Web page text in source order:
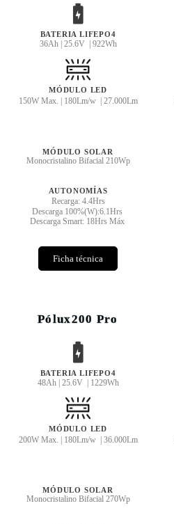
BATERIA LIFEPO4
36Ah | 25.6V | 922Wh
MÓDULO LED
150W Max. | 180Lm/w | 27.000Lm
MÓDULO SOLAR
Monocristalino Bifacial 210Wp
AUTONOMÍAS
Recarga: 4.4Hrs
Descarga 100%(W):6.1Hrs
Descarga Smart: 18Hrs Máx
Ficha técnica
Pólux200 Pro
BATERIA LIFEPO4
48Ah | 25.6V | 1229Wh
MÓDULO LED
200W Max. | 180Lm/w | 36.000Lm
MÓDULO SOLAR
Monocristalino Bifacial 270Wp